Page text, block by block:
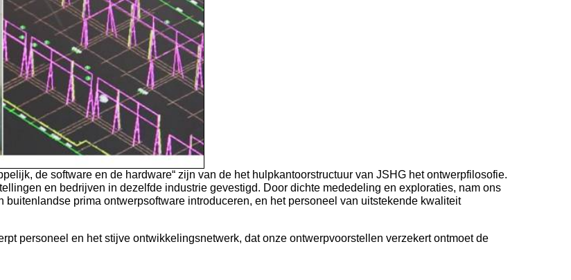
de software en de hardware“ zijn van de het hulpkantoorstructuur van JSHG het ontwerpfilosofie.
en bedrijven in dezelfde industrie gevestigd. Door dichte mededeling en exploraties, nam ons
prima ontwerpsoftware introduceren, en het personeel van uitstekende kwaliteit
personeel en het stijve ontwikkelingsnetwerk, dat onze ontwerpvoorstellen verzekert ontmoet de